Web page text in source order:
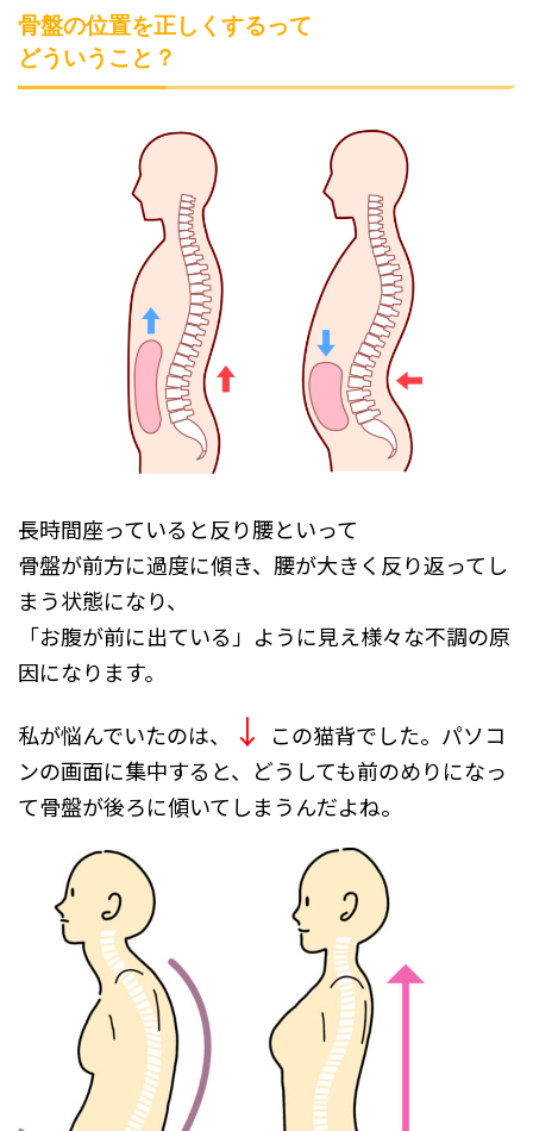
骨盤の位置を正しくするって
どういうこと？
長時間座っていると反り腰といって
骨盤が前方に過度に傾き、腰が大きく反り返ってし
まう状態になり、
「お腹が前に出ている」ように見え様々な不調の原
因になります。
私が悩んでいたのは、 ↓
この猫背でした。パソコ
ンの画面に集中すると、どうしても前のめりになっ
て骨盤が後ろに傾いてしまうんだよね。